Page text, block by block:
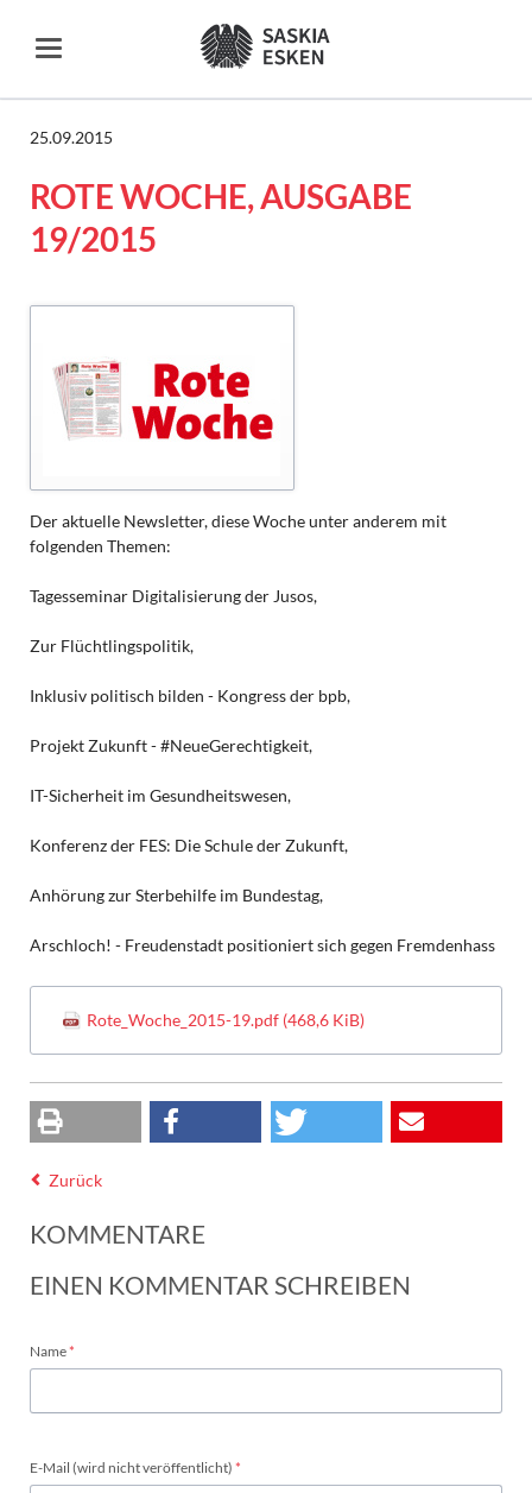
25.09.2015
ROTE WOCHE, AUSGABE
19/2015
Der aktuelle Newsletter, diese Woche unter anderem mit
folgenden Themen:
Tagesseminar Digitalisierung der Jusos,
Zur Flüchtlingspolitik,
Inklusiv politisch bilden - Kongress der bpb,
Projekt Zukunft - #NeueGerechtigkeit,
IT-Sicherheit im Gesundheitswesen,
Konferenz der FES: Die Schule der Zukunft,
Anhörung zur Sterbehilfe im Bundestag,
Arschloch! - Freudenstadt positioniert sich gegen Fremdenhass
Rote_Woche_2015-19.pdf (468,6 KiB)
Zurück
KOMMENTARE
EINEN KOMMENTAR SCHREIBEN
Pflichtfeld
Name*
Pflichtfeld
E-Mail (wird nicht veröffentlicht) *